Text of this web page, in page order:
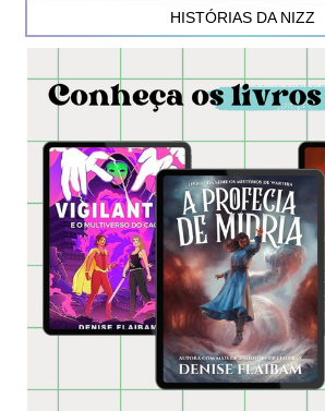
HISTÓRIAS DA NIZZ